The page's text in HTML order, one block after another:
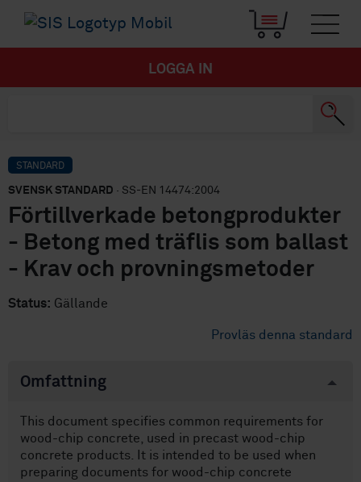
LOGGA IN
STANDARD
SVENSK STANDARD · SS-EN 14474:2004
Förtillverkade betongprodukter
- Betong med träflis som ballast
- Krav och provningsmetoder
Status: Gällande
Provläs denna standard
Omfattning
This document specifies common requirements for
wood-chip concrete, used in precast wood-chip
concrete products. It is intended to be used when
preparing documents for wood-chip concrete